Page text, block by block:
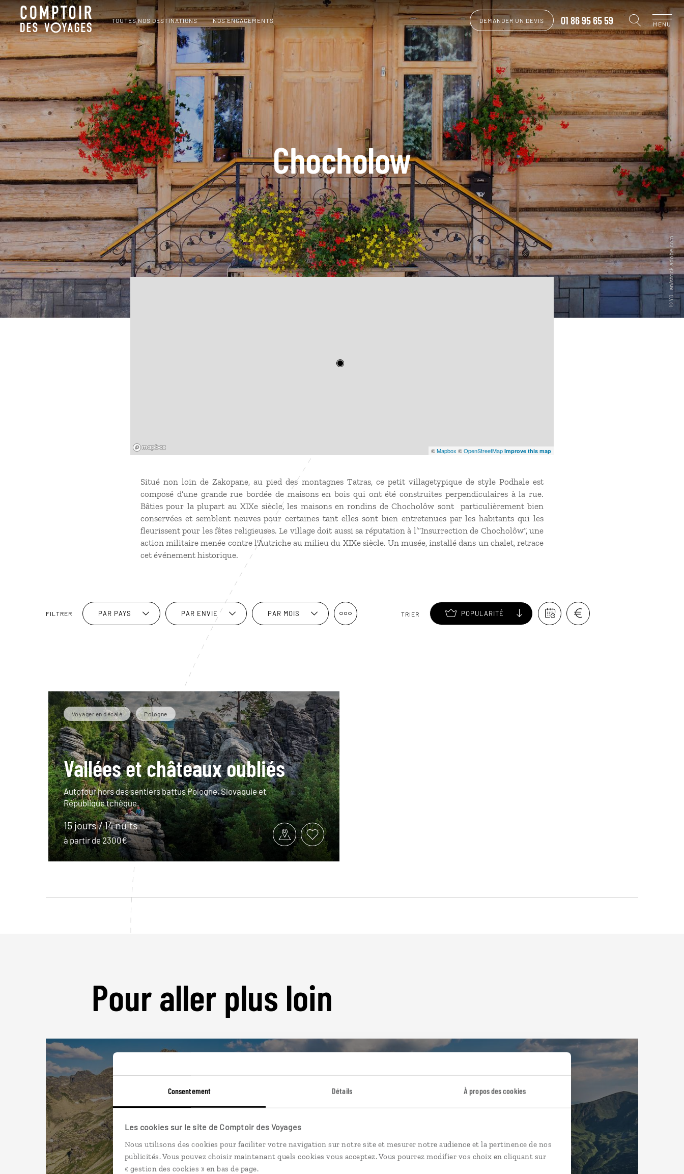
Consentement Détails À propos des cookies
Les cookies sur le site de Comptoir des Voyages
Nous utilisons des cookies pour faciliter votre navigation sur notre site et mesurer notre audience et la pertinence de nos
publicités. Vous pouvez choisir maintenant quels cookies vous acceptez. Vous pourrez modifier vos choix en cliquant sur
« gestion des cookies » en bas de page.
TOUTES NOS DESTINATIONS NOS ENGAGEMENTS DEMANDER UN DEVIS 01 86 95 65 59 MENU
Chocholow
©Mapbox ©OpenStreetMap Improve this map
Situé non loin de Zakopane, au pied des montagnes Tatras, ce petit villagetypique de style Podhale est
composé d’une grande rue bordée de maisons en bois qui ont été construites perpendiculaires à la rue.
Bâties pour la plupart au XIXe siècle, les maisons en rondins de Chocholôw sont particulièrement bien
conservées et semblent neuves pour certaines tant elles sont bien entretenues par les habitants qui les
fleurissent pour les fêtes religieuses. Le village doit aussi sa réputation à l’“Insurrection de Chocholôw“, une
action militaire menée contre l'Autriche au milieu du XIXe siècle. Un musée, installé dans un chalet, retrace
cet événement historique.
FILTRER PAR PAYS PAR ENVIE PAR MOIS TRIER POPULARITÉ
Voyager en décalé Pologne
Vallées et châteaux oubliés
Autotour hors des sentiers battus Pologne, Slovaquie et
République tchèque.
15 jours / 14 nuits
à partir de 2300€
Pour aller plus loin
Nos 6 idées de voyage
Pologne